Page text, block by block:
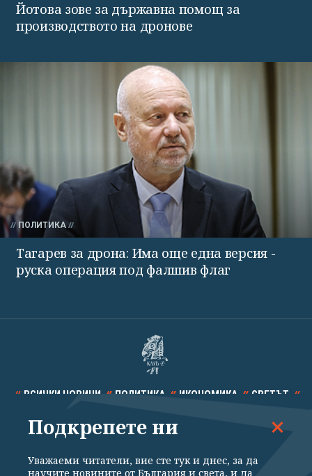
Йотова зове за държавна помощ за
производството на дронове
ПОЛИТИКА
Тагарев за дрона: Има още една версия -
руска операция под фалшив флаг
ВСИЧКИ НОВИНИ ПОЛИТИКА ИКОНОМИКА СВЕТЪТ
СПОРТ КУЛТУРА ТЕХНОЛОГИИ КАЛЕЙДОСКОП
Подкрепете ни
Уважаеми читатели, вие сте тук и днес, за да
научите новините от България и света, и да